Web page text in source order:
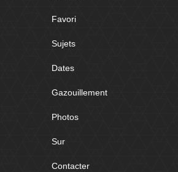
Favori
Sujets
Dates
Gazouillement
Photos
Sur
Contacter